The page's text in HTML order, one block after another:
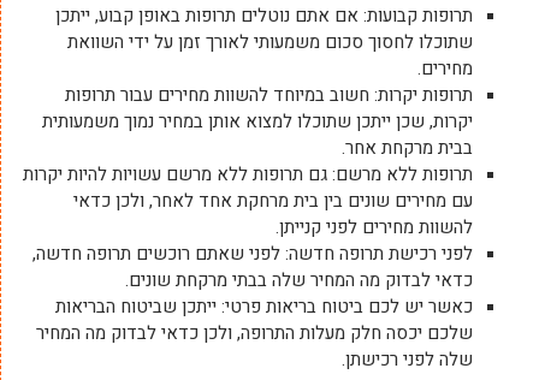
תרופות קבועות: אם אתם נוטלים תרופות באופן קבוע, ייתכן
שתוכלו לחסוך סכום משמעותי לאורך זמן על ידי השוואת
מחירים.
תרופות יקרות: חשוב במיוחד להשוות מחירים עבור תרופות
יקרות, שכן ייתכן שתוכלו למצוא אותן במחיר נמוך משמעותית
בבית מרקחת אחר.
תרופות ללא מרשם: גם תרופות ללא מרשם עשויות להיות יקרות
עם מחירים שונים בין בית מרחקת אחד לאחר, ולכן כדאי
להשוות מחירים לפני קנייתן.
לפני רכישת תרופה חדשה: לפני שאתם רוכשים תרופה חדשה,
כדאי לבדוק מה המחיר שלה בבתי מרקחת שונים.
כאשר יש לכם ביטוח בריאות פרטי: ייתכן שביטוח הבריאות
שלכם יכסה חלק מעלות התרופה, ולכן כדאי לבדוק מה המחיר
שלה לפני רכישתן.